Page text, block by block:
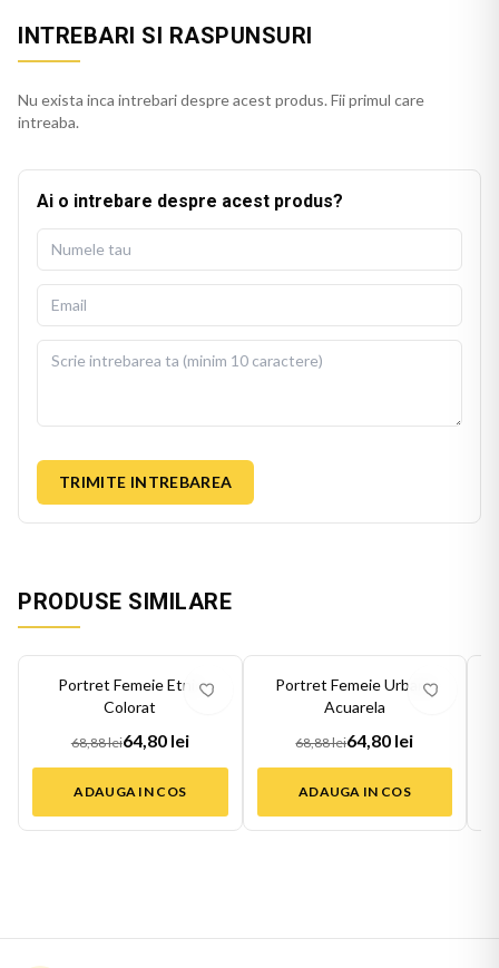
INTREBARI SI RASPUNSURI
Nu exista inca intrebari despre acest produs. Fii primul care
intreaba.
Ai o intrebare despre acest produs?
TRIMITE INTREBAREA
PRODUSE SIMILARE
Portret Femeie Etnic
Colorat
68,88 lei64,80 lei
ADAUGA IN COS
%Portret Femeie Urbana
Acuarela
68,88 lei64,80 lei
ADAUGA IN COS